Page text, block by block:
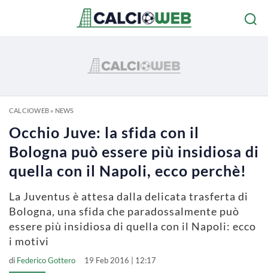
CALCIOWEB» NEWS
Occhio Juve: la sfida con il
Bologna può essere più insidiosa di
quella con il Napoli, ecco perchè!
La Juventus è attesa dalla delicata trasferta di
Bologna, una sfida che paradossalmente può
essere più insidiosa di quella con il Napoli: ecco
i motivi
di Federico Gottero 19 Feb 2016 | 12:17